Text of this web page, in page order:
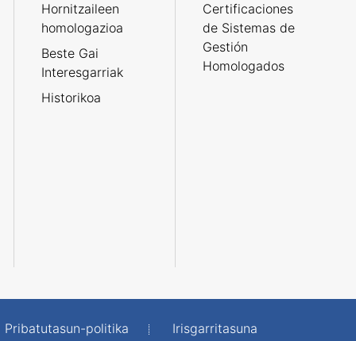
Hornitzaileen
homologazioa
Beste Gai
Interesgarriak
Historikoa
Certificaciones
de Sistemas de
Gestión
Homologados
Pribatutasun-politika Irisgarritasuna